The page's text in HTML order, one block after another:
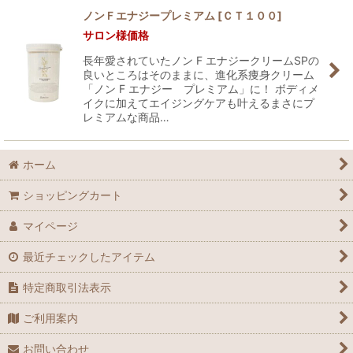
絞り込む
ノンＦエナジープレミアム [ＣＴ１００]
サロン様価格
長年愛されていたノン F エナジークリームSPの
良いところはそのままに、進化系痩身クリーム
「ノン F エナジー プレミアム」に！ ボディメ
イクに加えてエイジングケアも叶えるまさにプ
レミアムな商品…
ホーム
ショッピングカート
マイページ
最近チェックしたアイテム
特定商取引法表示
ご利用案内
お問い合わせ